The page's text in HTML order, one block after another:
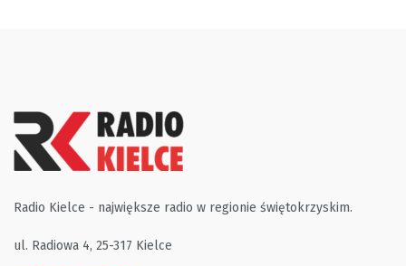
Radio Kielce - największe radio w regionie świętokrzyskim.
ul. Radiowa 4, 25-317 Kielce